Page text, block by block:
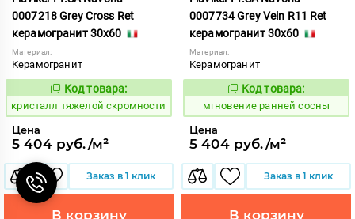
0007218 Grey Cross Ret
керамогранит 30x60
Материал:
Керамогранит
825968
Код товара:
кристалл тяжелой скромности
Цена
5 404 руб./м²
Заказ в 1 клик
В корзину
0007734 Grey Vein R11 Ret
керамогранит 30x60
Материал:
Керамогранит
947222
Код товара:
мгновение ранней сосны
Цена
5 404 руб./м²
Заказ в 1 клик
В корзину